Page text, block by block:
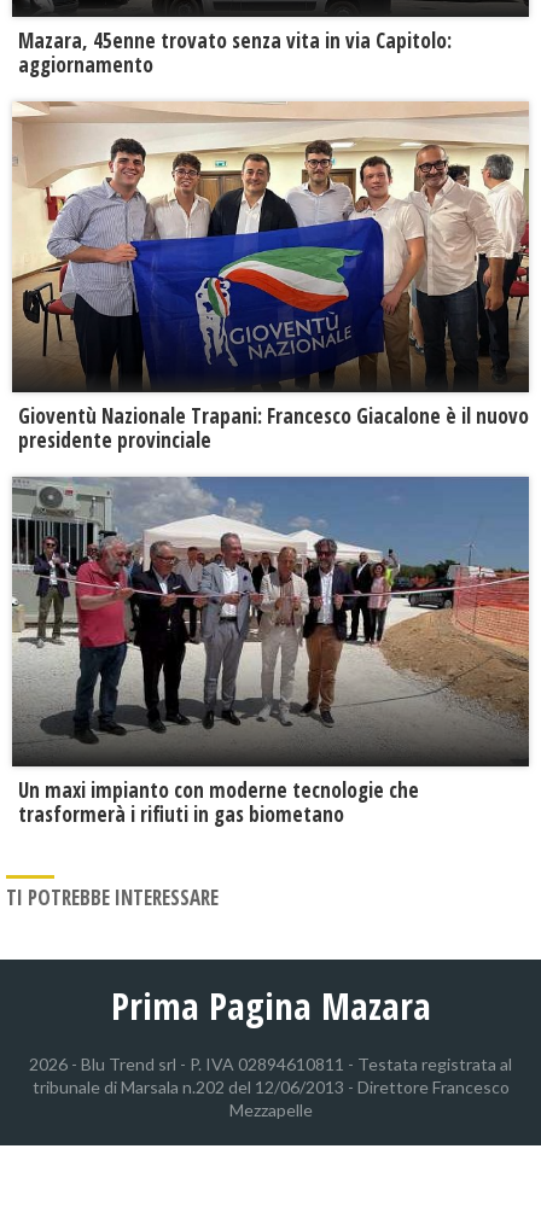
Mazara, 45enne trovato senza vita in via Capitolo:
aggiornamento
Gioventù Nazionale Trapani: Francesco Giacalone è il nuovo
presidente provinciale
Un maxi impianto con moderne tecnologie che
trasformerà i rifiuti in gas biometano
TI POTREBBE INTERESSARE
Prima Pagina Mazara
2026 - Blu Trend srl - P. IVA 02894610811 - Testata registrata al
tribunale di Marsala n.202 del 12/06/2013 - Direttore Francesco
Mezzapelle